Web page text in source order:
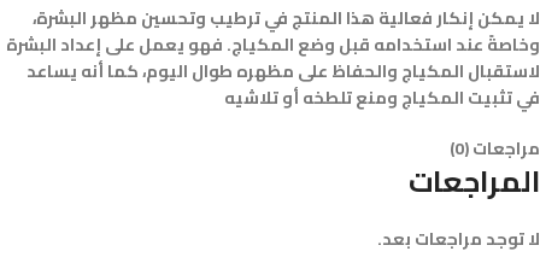
لا يمكن إنكار فعالية هذا المنتج في ترطيب وتحسين مظهر البشرة،
وخاصةً عند استخدامه قبل وضع المكياج. فهو يعمل على إعداد البشرة
لاستقبال المكياج والحفاظ على مظهره طوال اليوم، كما أنه يساعد
في تثبيت المكياج ومنع تلطخه أو تلاشيه
مراجعات (0)
المراجعات
لا توجد مراجعات بعد.